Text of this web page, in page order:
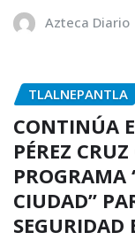
Azteca Diario
TLALNEPANTLA
CONTINÚA
PÉREZ
CIUDAD”